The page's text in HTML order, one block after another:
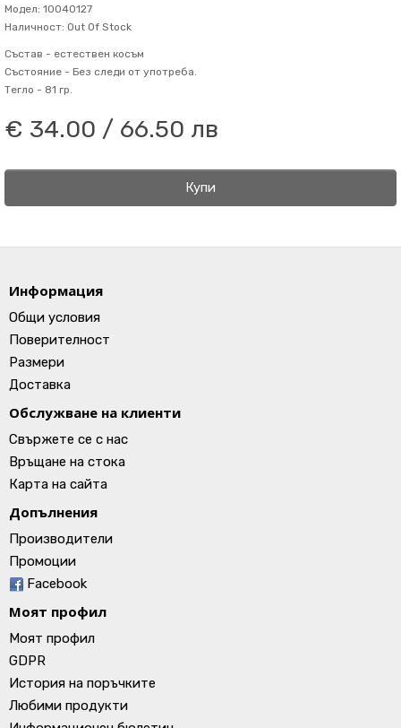
Модел: 10040127
Наличност: Out Of Stock
Състав - естествен косъм
Състояние - Без следи от употреба.
Тегло - 81 гр.
€ 34.00 / 66.50 лв
Купи
Информация
Общи условия
Поверителност
Размери
Доставка
Обслужване на клиенти
Свържете се с нас
Връщане на стока
Карта на сайта
Допълнения
Производители
Промоции
Facebook
Моят профил
Моят профил
GDPR
История на поръчките
Любими продукти